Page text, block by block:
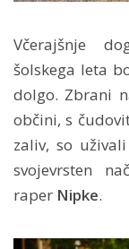
Včerajšnje
šolskega leta
dolgo. Zbrani
občini, s
zaliv, so
svojevrsten
raper Nipke.